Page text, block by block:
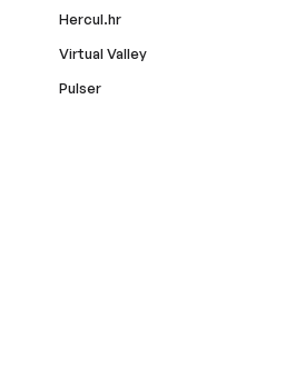
Hercul.hr
Virtual Valley
Pulser